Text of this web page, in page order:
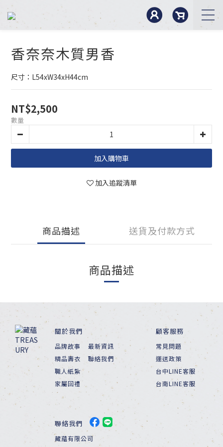
香奈奈木質男香
尺寸：L54xW34xH44cm
NT$2,500
數量
加入購物車
加入追蹤清單
商品描述 送貨及付款方式
商品描述
關於我們
品牌故事
最新資訊
精品壽衣
聯絡我們
職人紙紮
家屬回禮
顧客服務
常見問題
運送政策
台中LINE客服
台南LINE客服
聯絡我們
藏蘊有限公司